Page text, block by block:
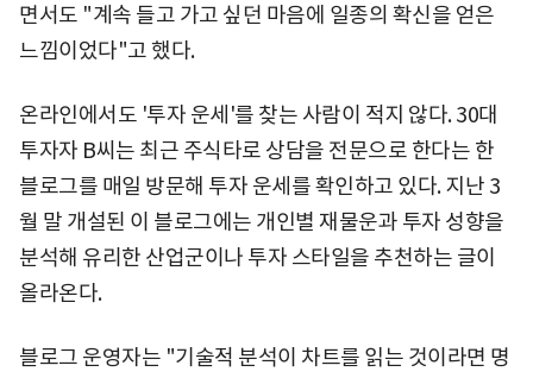
면서도 "계속 들고 가고 싶던 마음에 일종의 확신을 얻은
느낌이었다"고 했다.
온라인에서도 '투자 운세'를 찾는 사람이 적지 않다. 30대
투자자 B씨는 최근 주식타로 상담을 전문으로 한다는 한
블로그를 매일 방문해 투자 운세를 확인하고 있다. 지난 3
월 말 개설된 이 블로그에는 개인별 재물운과 투자 성향을
분석해 유리한 산업군이나 투자 스타일을 추천하는 글이
올라온다.
블로그 운영자는 "기술적 분석이 차트를 읽는 것이라면 명